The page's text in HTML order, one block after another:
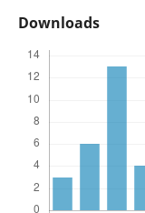
Downloads